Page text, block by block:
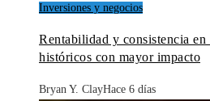
Inversiones y negocios
Rentabilidad y consistencia
históricos con mayor impacto
Bryan Y. ClayHace 6 días